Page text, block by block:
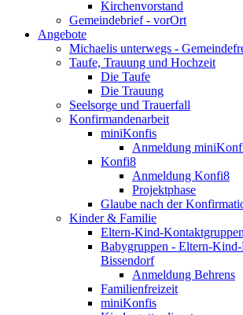
Kirchenvorstand
Gemeindebrief - vorOrt
Angebote
Michaelis unterwegs -
Taufe, Trauung und Hochzeit
Die Taufe
Die Trauung
Seelsorge und Trauerfall
Konfirmandenarbeit
miniKonfis
Anmeldung
Konfi8
Anmeldung Konfi8
Projektphase
Glaube nach der
Kinder & Familie
Eltern-Kind-Kontaktgruppen
Babygruppen - Eltern-
Bissendorf
Anmeldung Behrens
Familienfreizeit
miniKonfis